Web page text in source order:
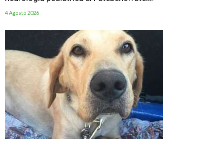
4 Agosto 2026